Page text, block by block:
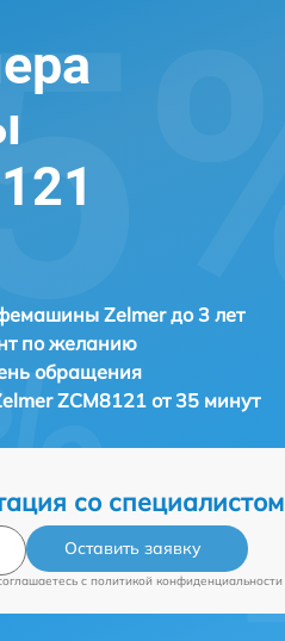
Zelmer до 3 лет
по желанию
обращения
ZCM8121 от 35 минут
со специалистом
Оставить заявку
c политикой конфиденциальности